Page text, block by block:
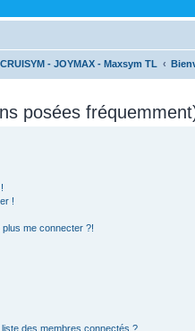
- JOYMAX - Maxsym TL
posées
!
me connecter ?!
des membres connectés ?